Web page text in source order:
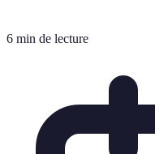
6 min de lecture